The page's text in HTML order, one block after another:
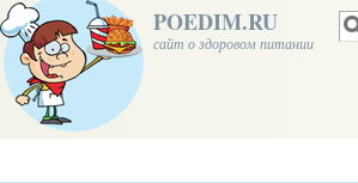
POEDIM.RU
сайт о здоровом питании